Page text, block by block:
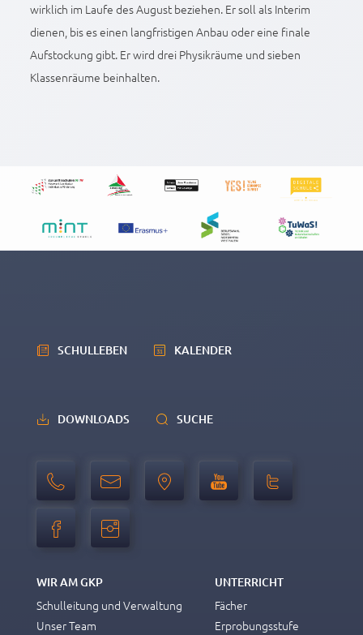
wirklich im Laufe des August beziehen. Er soll als Interim
dienen, bis es einen langfristigen Anbau oder eine finale
Aufstockung gibt. Er wird drei Physikräume und sieben
Klassenräume beinhalten.
SCHULLEBEN KALENDER
DOWNLOADS SUCHE
WIR AM GKP
Schulleitung und Verwaltung
Unser Team
UNTERRICHT
Fächer
Erprobungsstufe